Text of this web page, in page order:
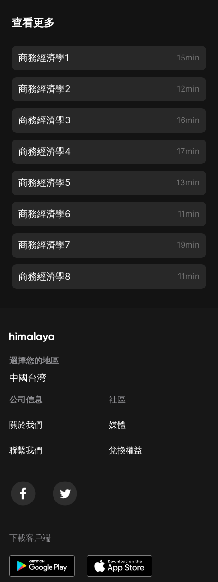
查看更多
商務經濟學1 15min
商務經濟學2 12min
商務經濟學3 16min
商務經濟學4 17min
商務經濟學5 13min
商務經濟學6 11min
商務經濟學7 19min
商務經濟學8 11min
選擇您的地區
中國台湾
公司信息
關於我們
聯繫我們
社區
媒體
兌換權益
下載客戶端